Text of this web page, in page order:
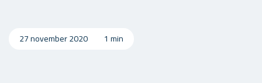
27 november 2020 1 min